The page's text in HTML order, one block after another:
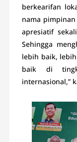
berkearifan
nama
apresiatif
Sehingga
lebih baik,
baik di
internasional,”